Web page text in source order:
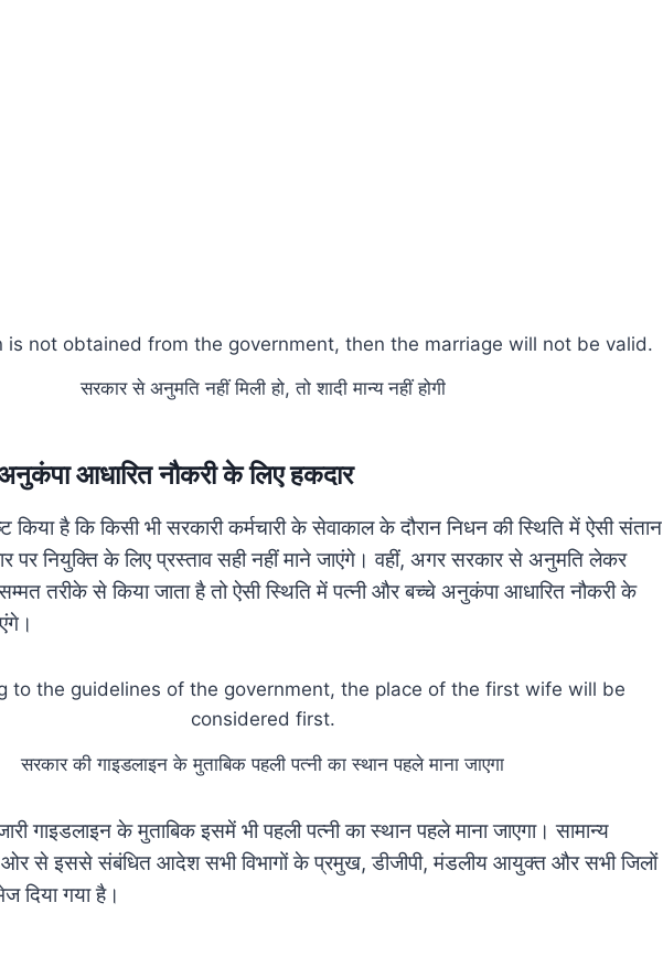
सरकार से अनुमति नहीं मिली हो, तो शादी मान्य नहीं होगी
आधारित नौकरी के लिए हकदार
किया है कि किसी भी सरकारी कर्मचारी के सेवाकाल के दौरान निधन की स्थिति में ऐसी संतान
नियुक्ति के लिए प्रस्ताव सही नहीं माने जाएंगे। वहीं, अगर सरकार से अनुमति लेकर
तरीके से किया जाता है तो ऐसी स्थिति में पत्नी और बच्चे अनुकंपा आधारित नौकरी के
सरकार की गाइडलाइन के मुताबिक पहली पत्नी का स्थान पहले माना जाएगा
गाइडलाइन के मुताबिक इसमें भी पहली पत्नी का स्थान पहले माना जाएगा। सामान्य
ओर से इससे संबंधित आदेश सभी विभागों के प्रमुख, डीजीपी, मंडलीय आयुक्त और सभी जिलों
दिया गया है।